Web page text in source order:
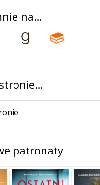
na…
patronaty